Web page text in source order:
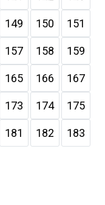
149 150 151
157 158 159
165 166 167
173 174 175
181 182 183